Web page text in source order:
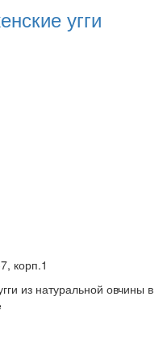
угги
корп.1
из натуральной овчины в